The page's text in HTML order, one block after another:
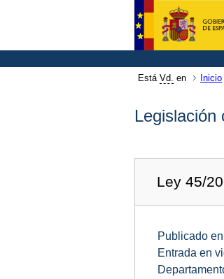
Está Vd. en Inicio
Legislación
Ley 45/
Publicado
Entrada en